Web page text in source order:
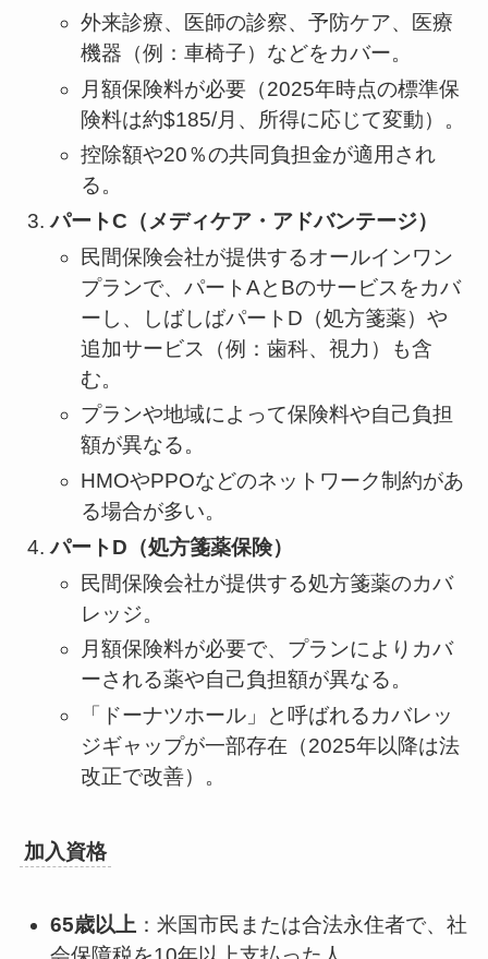
外来診療、医師の診察、予防ケア、医療
機器（例：車椅子）などをカバー。
月額保険料が必要（2025年時点の標準保
険料は約$185/月、所得に応じて変動）。
控除額や20％の共同負担金が適用され
る。
パートC（メディケア・アドバンテージ）
民間保険会社が提供するオールインワン
プランで、パートAとBのサービスをカバ
ーし、しばしばパートD（処方箋薬）や
追加サービス（例：歯科、視力）も含
む。
プランや地域によって保険料や自己負担
額が異なる。
HMOやPPOなどのネットワーク制約があ
る場合が多い。
パートD（処方箋薬保険）
民間保険会社が提供する処方箋薬のカバ
レッジ。
月額保険料が必要で、プランによりカバ
ーされる薬や自己負担額が異なる。
「ドーナツホール」と呼ばれるカバレッ
ジギャップが一部存在（2025年以降は法
改正で改善）。
加入資格
65歳以上 ：米国市民または合法永住者で、社